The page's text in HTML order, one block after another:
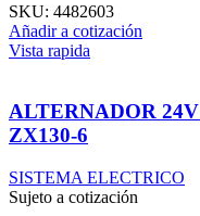
SKU: 4482603
Añadir a cotización
Vista rapida
ALTERNADOR
ZX130-6
SISTEMA ELECTRICO
Sujeto a cotización